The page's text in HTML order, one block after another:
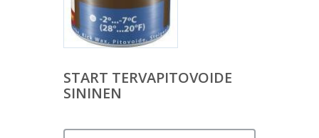
START TERVAPITOVOIDE
SININEN